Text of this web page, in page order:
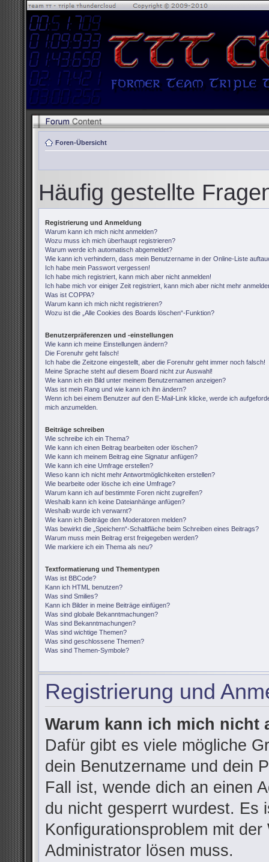
Foren-Übersicht
Häufig gestellte
Registrierung und Anmeldung
Warum kann ich mich nicht anmelden?
Wozu muss ich mich überhaupt registrieren?
Warum werde ich automatisch abgemeldet?
Wie kann ich verhindern, dass mein Benutzername in der Online-Liste
Ich habe mein Passwort vergessen!
Ich habe mich registriert, kann mich aber nicht anmelden!
Ich habe mich vor einiger Zeit registriert, kann mich aber nicht mehr
Was ist COPPA?
Warum kann ich mich nicht registrieren?
Wozu ist die „Alle Cookies des Boards löschen“-Funktion?
Benutzerpräferenzen und -einstellungen
Wie kann ich meine Einstellungen ändern?
Die Forenuhr geht falsch!
Ich habe die Zeitzone eingestellt, aber die Forenuhr geht immer noch falsch!
Meine Sprache steht auf diesem Board nicht zur Auswahl!
Wie kann ich ein Bild unter meinem Benutzernamen anzeigen?
Was ist mein Rang und wie kann ich ihn ändern?
Wenn ich bei einem Benutzer auf den E-Mail-Link klicke, werde ich
mich anzumelden.
Beiträge schreiben
Wie schreibe ich ein Thema?
Wie kann ich einen Beitrag bearbeiten oder löschen?
Wie kann ich meinem Beitrag eine Signatur anfügen?
Wie kann ich eine Umfrage erstellen?
Wieso kann ich nicht mehr Antwortmöglichkeiten erstellen?
Wie bearbeite oder lösche ich eine Umfrage?
Warum kann ich auf bestimmte Foren nicht zugreifen?
Weshalb kann ich keine Dateianhänge anfügen?
Weshalb wurde ich verwarnt?
Wie kann ich Beiträge den Moderatoren melden?
Was bewirkt die „Speichern“-Schaltfläche beim Schreiben eines Beitrags?
Warum muss mein Beitrag erst freigegeben werden?
Wie markiere ich ein Thema als neu?
Textformatierung und Thementypen
Was ist BBCode?
Kann ich HTML benutzen?
Was sind Smilies?
Kann ich Bilder in meine Beiträge einfügen?
Was sind globale Bekanntmachungen?
Was sind Bekanntmachungen?
Was sind wichtige Themen?
Was sind geschlossene Themen?
Was sind Themen-Symbole?
Registrierung und
Warum kann ich mich nicht
Dafür gibt es viele mögliche
dein Benutzername und dein
Fall ist, wende dich an einen
du nicht gesperrt wurdest. Es
Konfigurationsproblem mit
Administrator lösen muss.